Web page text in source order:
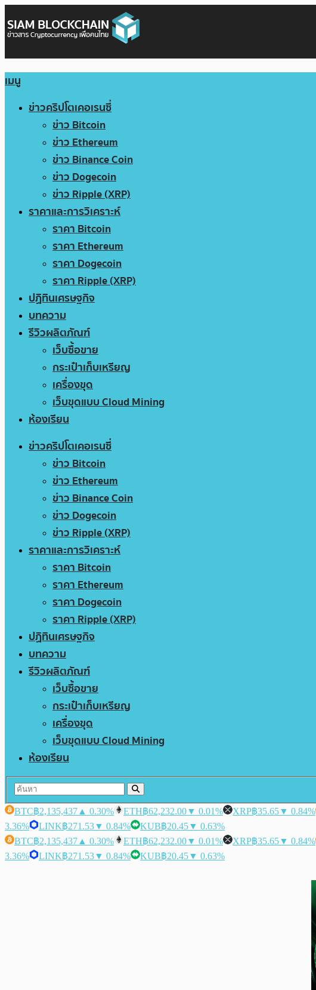
เมนู
ข่าวคริปโตเคอเรนซี่
ข่าว Bitcoin
ข่าว Ethereum
ข่าว Binance Coin
ข่าว Dogecoin
ข่าว Ripple (XRP)
ราคาและการวิเคราะห์
ราคา Bitcoin
ราคา Ethereum
ราคา Dogecoin
ราคา Ripple (XRP)
ปฏิทินเศรษฐกิจ
บทความ
รีวิวผลิตภัณฑ์
เว็บซื้อขาย
กระเป๋าเก็บเหรียญ
เครื่องขุด
เว็บขุดแบบ Cloud Mining
ห้องเรียน
ข่าวคริปโตเคอเรนซี่
ข่าว Bitcoin
ข่าว Ethereum
ข่าว Binance Coin
ข่าว Dogecoin
ข่าว Ripple (XRP)
ราคาและการวิเคราะห์
ราคา Bitcoin
ราคา Ethereum
ราคา Dogecoin
ราคา Ripple (XRP)
ปฏิทินเศรษฐกิจ
บทความ
รีวิวผลิตภัณฑ์
เว็บซื้อขาย
กระเป๋าเก็บเหรียญ
เครื่องขุด
เว็บขุดแบบ Cloud Mining
ห้องเรียน
BTC฿2,135,437 ▲ 0.30% ETH฿62,232.00▼ 0.01% XRP฿35.65▼ 0.84%
3.36%
LINK฿271.53▼ 0.84% KUB฿20.45▼ 0.63%
BTC฿2,135,437 ▲ 0.30% ETH฿62,232.00▼ 0.01% XRP฿35.65▼ 0.84%
3.36%
LINK฿271.53▼ 0.84% KUB฿20.45▼ 0.63%